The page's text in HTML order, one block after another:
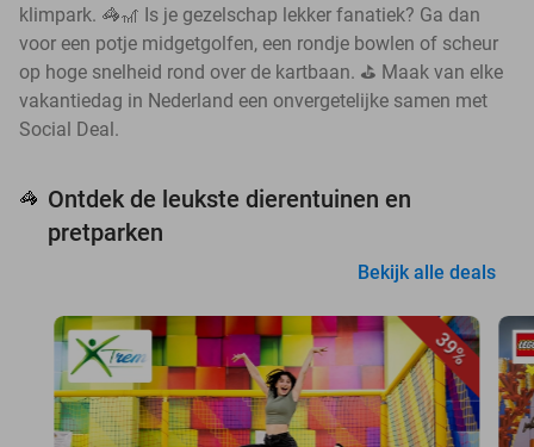
klimpark. 🦓🎢 Is je gezelschap lekker fanatiek? Ga dan
voor een potje midgetgolfen, een rondje bowlen of scheur
op hoge snelheid rond over de kartbaan. ⛳ Maak van elke
vakantiedag in Nederland een onvergetelijke samen met
Social Deal.
🦓 Ontdek de leukste dierentuinen en
pretparken
Bekijk alle deals
39%